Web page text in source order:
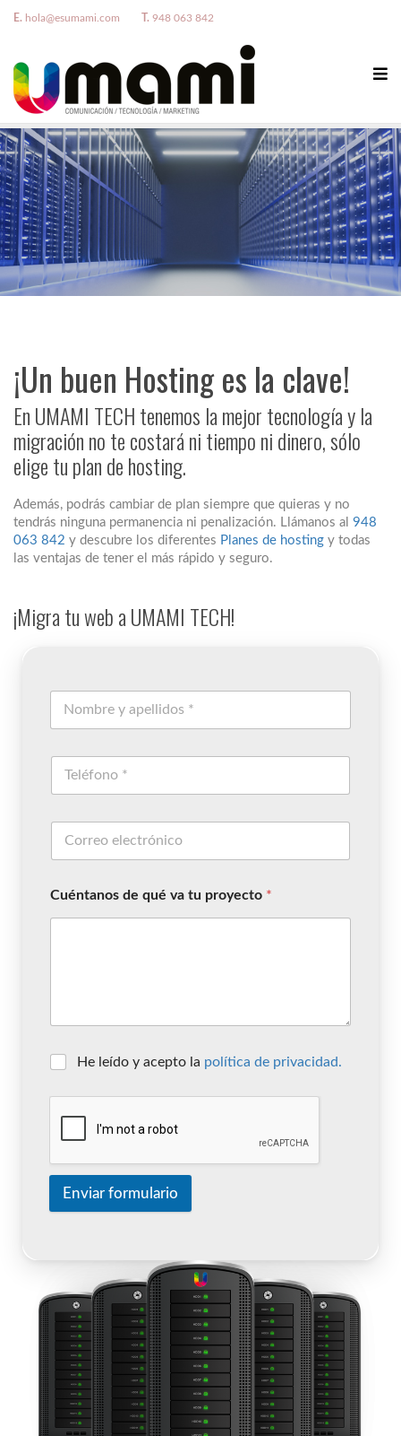
E. hola@esumami.com T. 948 063 842
¡Un buen Hosting es la clave!
En UMAMI TECH tenemos la mejor tecnología y la
migración no te costará ni tiempo ni dinero, sólo
elige tu plan de hosting.
Además, podrás cambiar de plan siempre que quieras y no
tendrás ninguna permanencia ni penalización. Llámanos al 948
063 842 y descubre los diferentes Planes de hosting y todas
las ventajas de tener el más rápido y seguro.
¡Migra tu web a UMAMI TECH!
Cuéntanos de qué va tu proyecto *
He leído y acepto la política de privacidad.
Enviar formulario